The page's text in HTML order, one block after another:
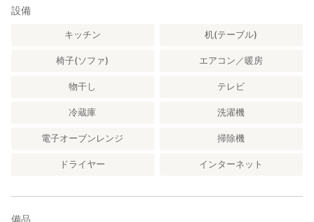
設備
キッチン 机(テーブル)
椅子(ソファ) エアコン／暖房
物干し テレビ
冷蔵庫 洗濯機
電子オーブンレンジ 掃除機
ドライヤー インターネット
備品